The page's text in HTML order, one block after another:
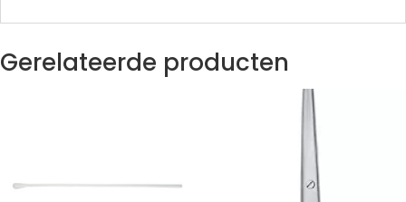
Gerelateerde producten